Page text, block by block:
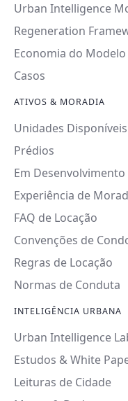
Urban Intelligence
Regeneration
Economia do Modelo
Casos
ATIVOS & MORADIA
Unidades Disponíveis
Prédios
Em Desenvolvimento
Experiência de
FAQ de Locação
Convenções de
Regras de Locação
Normas de Conduta
INTELIGÊNCIA URBANA
Urban Intelligence
Estudos & White
Leituras de Cidade